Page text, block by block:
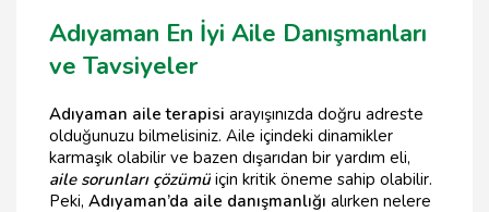
Adıyaman En İyi Aile Danışmanları
ve Tavsiyeler
Adıyaman aile terapisi arayışınızda doğru adreste
olduğunuzu bilmelisiniz. Aile içindeki dinamikler
karmaşık olabilir ve bazen dışarıdan bir yardım eli,
aile sorunları çözümü için kritik öneme sahip olabilir.
Peki, Adıyaman’da aile danışmanlığı alırken nelere